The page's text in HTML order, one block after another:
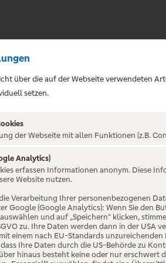
- Ihr
Portal
Raiffeisenbanken in
andere
über die auf der Webseite verwendeten
setzen.
der Webseite mit allen Funktionen (z.B.
Analytics)
erfassen Informationen anonym. Diese
Website nutzen.
Verarbeitung Ihrer personenbezogenen
Google (Google Analytics): Wenn Sie den
und auf „Speichern“ klicken,
zu. Ihre Daten werden dann in der USA
einem nach EU-Standards
Ihre Daten durch die US-Behörde zu
hinaus besteht keine oder nur erschwert